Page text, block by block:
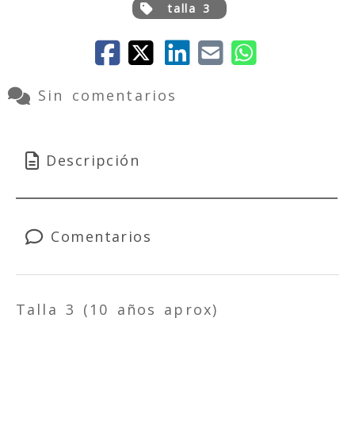
talla 3
Sin comentarios
Descripción
Comentarios
Talla 3 (10 años aprox)